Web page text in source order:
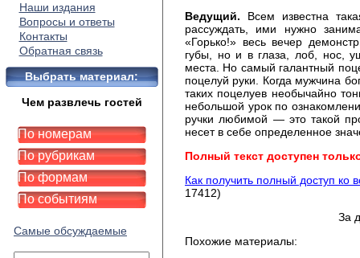
Наши издания
Вопросы и ответы
Контакты
Обратная связь
Выбрать материал:
Чем развлечь гостей
По номерам
По рубрикам
По формам
По событиям
Самые обсуждаемые
Ведущий. Всем известна
рассуждать, ими нужно
«Горько!» весь вечер
губы, но и в глаза, лоб, нос,
места. Но самый галантный
поцелуй руки. Когда мужчина
таких поцелуев необычайно
небольшой урок по
ручки любимой — это такой
несет в себе определенное
Полный текст доступен
Как получить полный доступ ко
17412)
За
Похожие материалы: